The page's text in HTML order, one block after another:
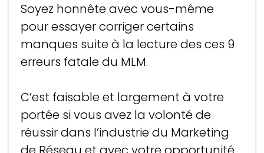
Soyez honnête avec vous-même
pour essayer corriger certains
manques suite à la lecture des ces 9
erreurs fatale du MLM.
C’est faisable et largement à votre
portée si vous avez la volonté de
réussir dans l’industrie du Marketing